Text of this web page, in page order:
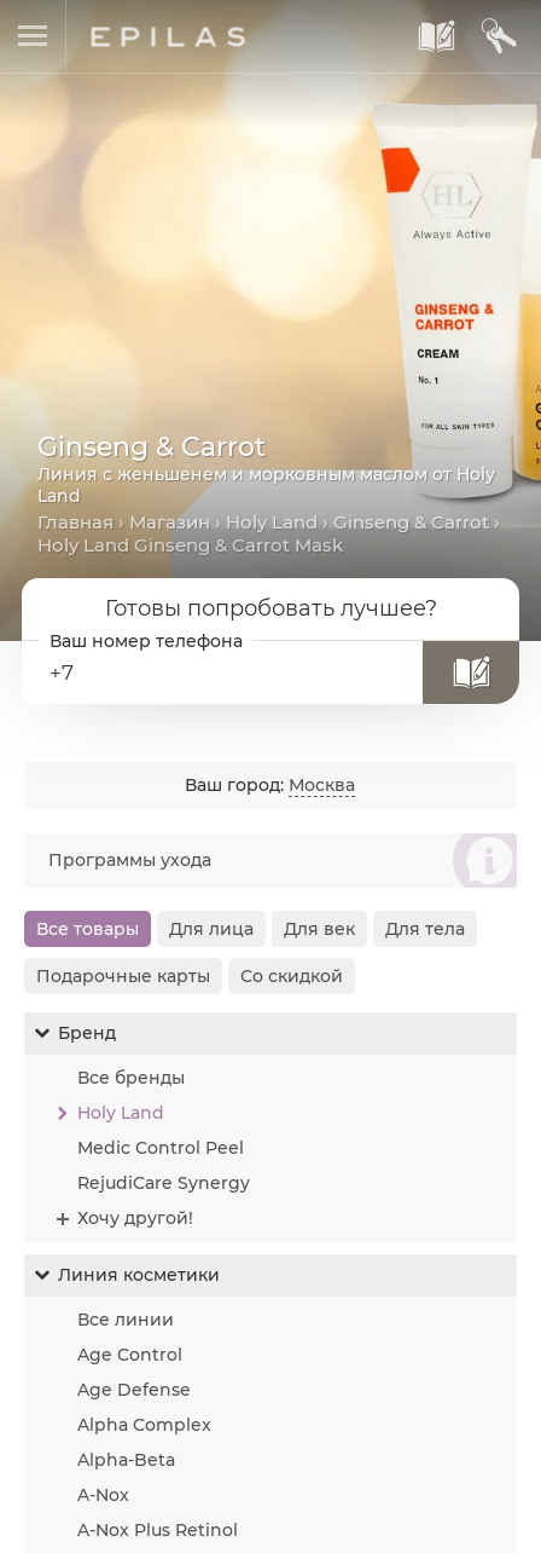
A B
Ginseng & Carrot
Линия с женьшенем и морковным маслом от Holy
Land
Главная › Магазин › Holy Land›Ginseng & Carrot ›
Holy Land Ginseng & Carrot Mask
Готовы попробовать лучшее?
+7
Ваш город: Москва
စ
Программы ухода
Все товары Для лица Для век Для тела
Подарочные карты Со скидкой
Бренд
Все бренды
Holy Land
Medic Control Peel
RejudiCare Synergy
Хочу другой!
Линия косметики
Все линии
Age Control
Age Defense
Alpha Complex
Alpha-Beta
A-Nox
A-Nox Plus Retinol